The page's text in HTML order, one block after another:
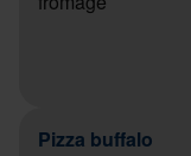
Pizza buffalo